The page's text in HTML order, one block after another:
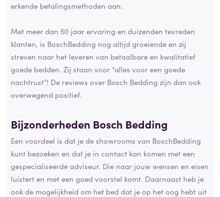
erkende betalingsmethoden aan.
Met meer dan 50 jaar ervaring en duizenden tevreden
klanten, is BoschBedding nog altijd groeiende en zij
streven naar het leveren van betaalbare en kwalitatief
goede bedden. Zij staan voor “alles voor een goede
nachtrust”! De reviews over Bosch Bedding zijn dan ook
overwegend positief.
Bijzonderheden Bosch Bedding
Een voordeel is dat je de showrooms van BoschBedding
kunt bezoeken en dat je in contact kan komen met een
gespecialiseerde adviseur. Die naar jouw wensen en eisen
luistert en met een goed voorstel komt. Daarnaast heb je
ook de mogelijkheid om het bed dat je op het oog hebt uit